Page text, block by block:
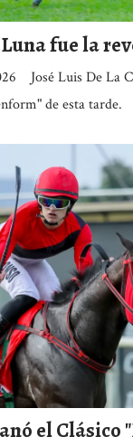
fue la
José Luis De La
de esta tarde.
el Clásico